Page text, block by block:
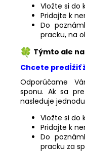
Vložte si do
Pridajte k
Do
pracku, na
Týmto ale
Chcete predĺžiť
Odporúčame
sponu. Ak sa
nasleduje
Vložte si do
Pridajte k
Do
pracku za